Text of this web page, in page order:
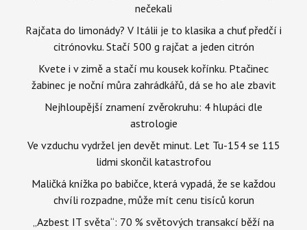
nečekali
Rajčata do limonády? V Itálii je to klasika a chuť předčí i
citrónovku. Stačí 500 g rajčat a jeden citrón
Kvete i v zimě a stačí mu kousek kořínku. Ptačinec
žabinec je noční můra zahrádkářů, dá se ho ale zbavit
Nejhloupější znamení zvěrokruhu: 4 hlupáci dle
astrologie
Ve vzduchu vydržel jen devět minut. Let Tu-154 se 115
lidmi skončil katastrofou
Maličká knížka po babičce, která vypadá, že se každou
chvíli rozpadne, může mít cenu tisíců korun
„Azbest IT světa“: 70 % světových transakcí běží na